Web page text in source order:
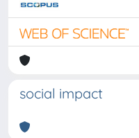
social impact